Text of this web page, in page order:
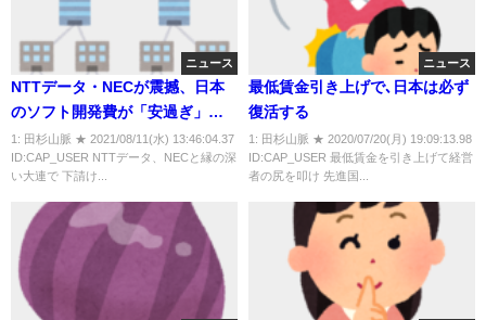
ニュース
NTTデータ・NECが震撼、日本
のソフト開発費が「安過ぎ」て
海外下請けが脱走
1: 田杉山脈 ★ 2021/08/11(水) 13:46:04.37
ID:CAP_USER NTTデータ、NECと縁の深
い大連で 下請け...
ニュース
最低賃金引き上げで､日本は必ず
復活する
1: 田杉山脈 ★ 2020/07/20(月) 19:09:13.98
ID:CAP_USER 最低賃金を引き上げて経営
者の尻を叩け 先進国...